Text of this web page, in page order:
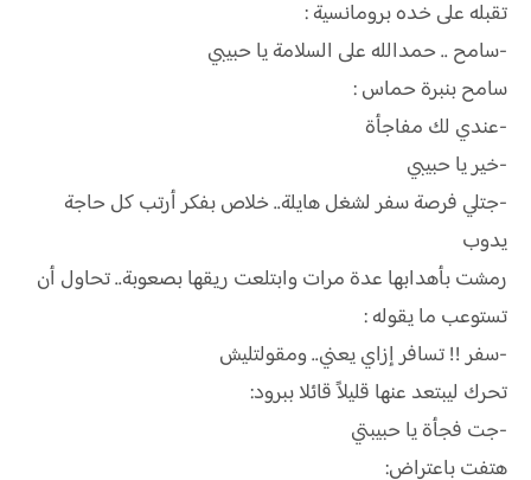
تقبله على خده برومانسية :
-سامح .. حمدالله على السلامة يا حبيبي
سامح بنبرة حماس :
-عندي لك مفاجأة
-خير يا حبيبي
-جتلي فرصة سفر لشغل هايلة.. خلاص بفكر أرتب كل حاجة
يدوب
رمشت بأهدابها عدة مرات وابتلعت ريقها بصعوبة.. تحاول أن
تستوعب ما يقوله :
-سفر !! تسافر إزاي يعني.. ومقولتليش
تحرك ليبتعد عنها قليلاً قائلا ببرود:
-جت فجأة يا حبيبتي
هتفت باعتراض: